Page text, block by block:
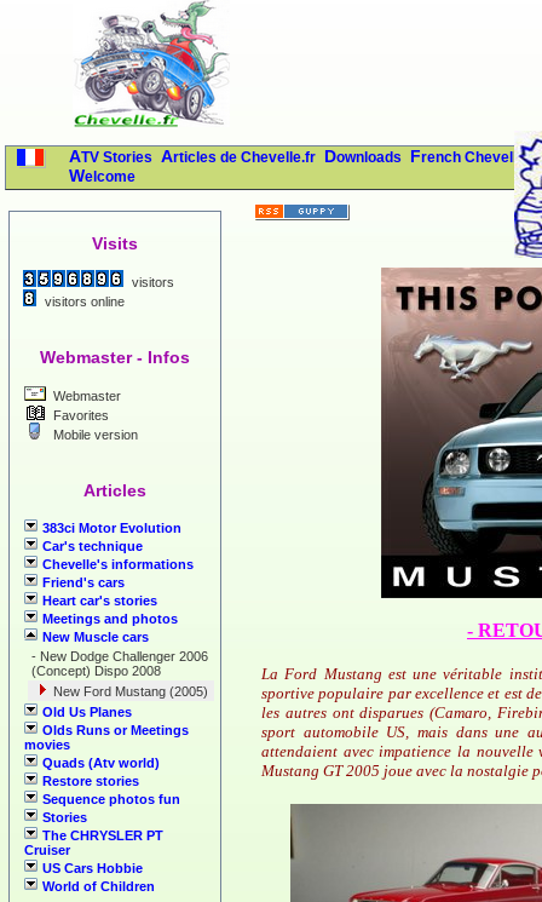
ATV Stories Articles de Chevelle.fr Downloads
French Chevelles
Welcome
Visits
visitors
visitors online
Webmaster - Infos
Webmaster
Favorites
Mobile version
Articles
383ci Motor Evolution
Car's technique
Chevelle's informations
Friend's cars
Heart car's stories
Meetings and photos
New Muscle cars
- New Dodge Challenger 2006
(Concept) Dispo 2008
New Ford Mustang (2005)
Old Us Planes
Olds Runs or Meetings
movies
Quads (Atv world)
Restore stories
Sequence photos fun
Stories
The CHRYSLER PT
Cruiser
US Cars Hobbie
World of Children
-
La Ford Mustang est une véritable
sportive populaire par excellence et est
les autres ont disparues (Camaro,
sport automobile US, mais dans une
attendaient avec impatience la
Mustang GT 2005 joue avec la nostalgie